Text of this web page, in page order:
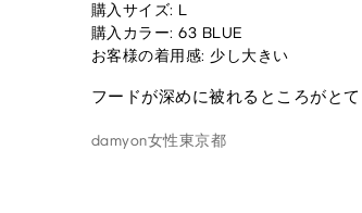
購入サイズ: L
購入カラー: 63 BLUE
お客様の着用感: 少し大きい
フードが深めに被れるところがと
damyon女性東京都